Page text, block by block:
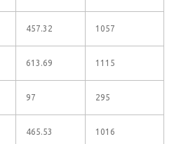
457.32 1057
613.69 1115
97 295
465.53 1016